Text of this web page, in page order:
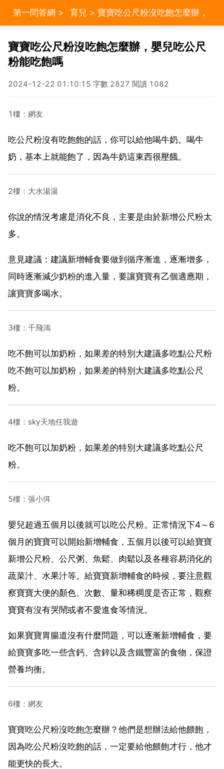
第一問答網 > 育兒 > 寶寶吃公尺粉沒吃飽怎麼辦，
嬰兒吃公尺粉能吃飽嗎
寶寶吃公尺粉沒吃飽怎麼辦，嬰兒吃公尺
粉能吃飽嗎
2024-12-22 01:10:15 字數 2827 閱讀 1082
1樓：網友
吃公尺粉沒有吃飽飽的話，你可以給他喝牛奶。喝牛
奶，基本上就能飽了，因為牛奶這東西很壓餓。
2樓：大水湯湯
你說的情況考慮是消化不良，主要是由於新增公尺粉太
多。
意見建議：建議新增輔食要做到循序漸進，逐漸增多，
同時逐漸減少奶粉的進入量，要讓寶寶有乙個適應期，
讓寶寶多喝水。
3樓：千飛鴻
吃不飽可以加奶粉，如果差的特別大建議多吃點公尺粉
吃不飽可以加奶粉，如果差的特別大建議多吃點公尺
粉。
4樓：sky天地任我遊
吃不飽可以加奶粉，如果差的特別大建議多吃點公尺
粉。
5樓：張小佴
嬰兒超過五個月以後就可以吃公尺粉。正常情況下4～6
個月的寶寶可以開始新增輔食，五個月以後可以給寶寶
新增公尺粉、公尺粥、魚鬆、肉鬆以及各種容易消化的
蔬菜汁、水果汁等。給寶寶新增輔食的時候，要注意觀
察寶寶大便的顏色、次數、量和稀稠度是否正常，觀察
寶寶有沒有哭鬧或者不愛進食等情況。
如果寶寶胃腸道沒有什麼問題，可以逐漸新增輔食，要
給寶寶多吃一些含鈣、含鋅以及含鐵豐富的食物，保證
營養均衡。
6樓：網友
寶寶吃公尺粉沒吃飽怎麼辦？他們是想辦法給他餵飽，
因為吃公尺粉沒吃飽的話，一定要給他餵飽才行，他才
能更快的長大。